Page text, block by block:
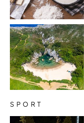
SPORT